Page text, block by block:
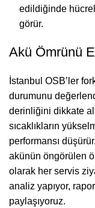
edildiğinde
görür.
Akü Ömrünü
İstanbul OSB’ler
durumunu
derinliğini dikkate
sıcaklıkların
performansı
akünün öngörülen
olarak her servis
analiz yapıyor,
paylaşıyoruz.